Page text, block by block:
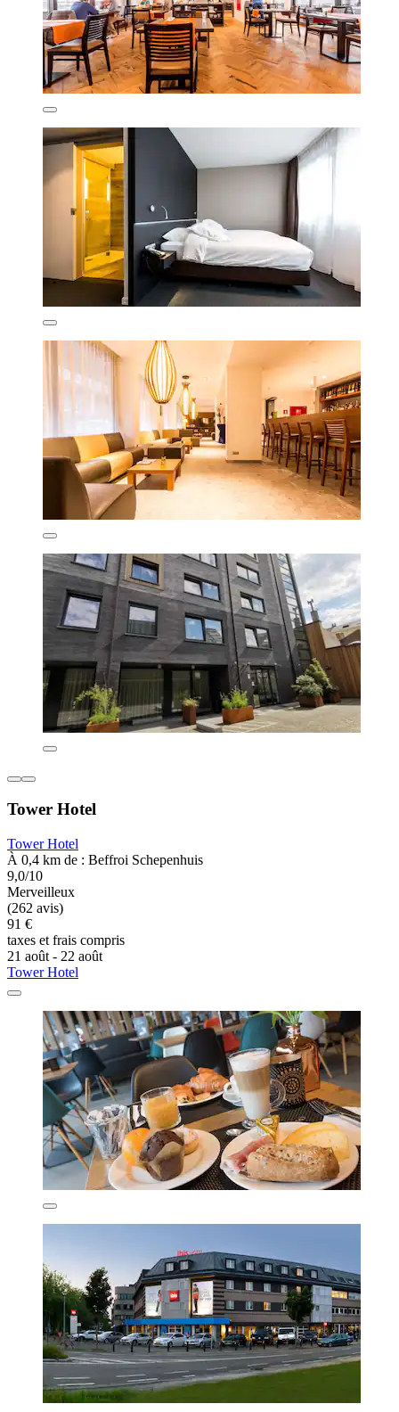
Tower Hotel
Tower Hotel
À 0,4 km de : Beffroi Schepenhuis
9,0/10
Merveilleux
(262 avis)
91 €
taxes et frais compris
21 août - 22 août
Tower Hotel